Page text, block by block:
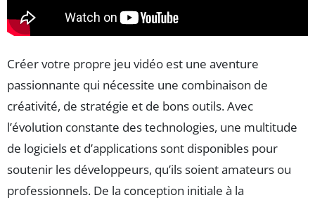
Créer votre propre jeu vidéo est une aventure
passionnante qui nécessite une combinaison de
créativité, de stratégie et de bons outils. Avec
l’évolution constante des technologies, une multitude
de logiciels et d’applications sont disponibles pour
soutenir les développeurs, qu’ils soient amateurs ou
professionnels. De la conception initiale à la